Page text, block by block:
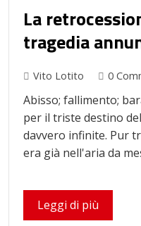
La
tragedia
Vito Lotito 0
Abisso; fallimento;
per il triste destino
davvero infinite. Pur
era già nell'aria da
Leggi di più